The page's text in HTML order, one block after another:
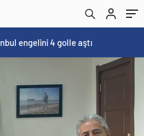
engelini 4 golle aştı